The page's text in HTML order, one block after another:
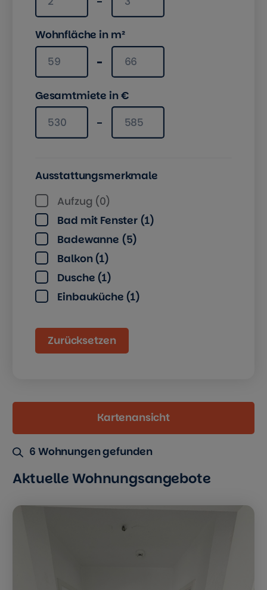
Wohnfläche in m²
Wohnfläche in m² mindestens
Wohnfläche in m² maximal
Gesamtmiete in €
Gesamtmiete in € mindestens
Gesamtmiete in € maximal
Ausstattungsmerkmale
Aufzug (0)
Bad mit Fenster (1)
Badewanne (5)
Balkon (1)
Dusche (1)
Einbauküche (1)
Zurücksetzen
6 Wohnungen gefunden
Kartenansicht
Aktuelle Wohnungsangebote